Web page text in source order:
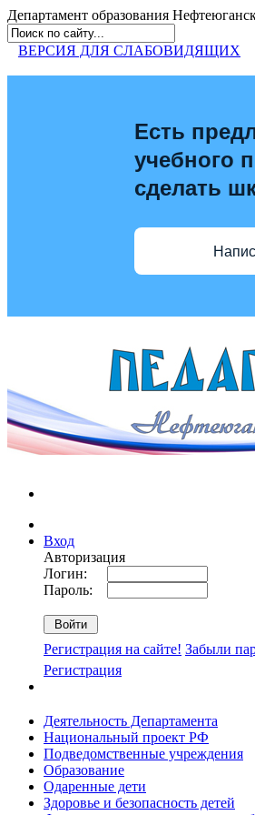
Департамент образования
ВЕРСИЯ ДЛЯ СЛАБОВИДЯЩИХ
Есть
учебного
сделать
Вход
Авторизация
Логин:
Пароль:
Регистрация на сайте! Забыли
Регистрация
Деятельность Департамента
Национальный проект РФ
Подведомственные учреждения
Образование
Одаренные дети
Здоровье и безопасность детей